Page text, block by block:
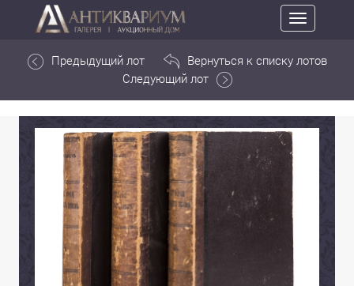
Toggle
navigation
Предыдущий лот
Вернуться к списку лотов
Следующий лот